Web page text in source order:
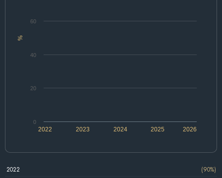
%
2022 2024 2026
2023 2025
0
20
40
60
2022
(90%)